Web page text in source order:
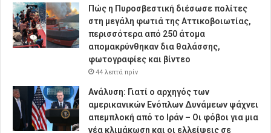
Πώς η Πυροσβεστική διέσωσε πολίτες
στη μεγάλη φωτιά της Αττικοβοιωτίας,
περισσότερα από 250 άτομα
απομακρύνθηκαν δια θαλάσσης,
φωτογραφίες και βίντεο
44 λεπτά πρίν
Ανάλυση: Γιατί ο αρχηγός των
αμερικανικών Ενόπλων Δυνάμεων ψάχνει
απεμπλοκή από το Ιράν – Οι φόβοι για μια
νέα κλιμάκωση και οι ελλείψεις σε